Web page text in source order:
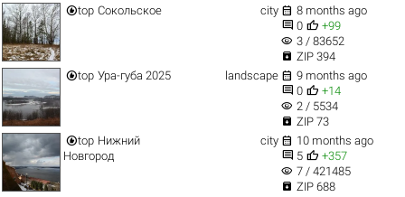
top Сокольское city  8 months ago
 0  +99
visibility 3 / 83652
 ZIP 394
top Ура-губа 2025 landscape  9 months ago
 0  +14
visibility 2 / 5534
 ZIP 73
top Нижний
Новгород
city  10 months ago
 5  +357
visibility 7 / 421485
 ZIP 688